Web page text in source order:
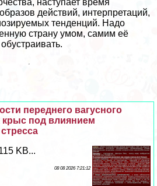
наступает время
действий, интерпретаций,
тенденций. Надо
страну умом, самим её
переднего вагусного
крыс под влиянием
KB...
08 08 2026 7:21:12